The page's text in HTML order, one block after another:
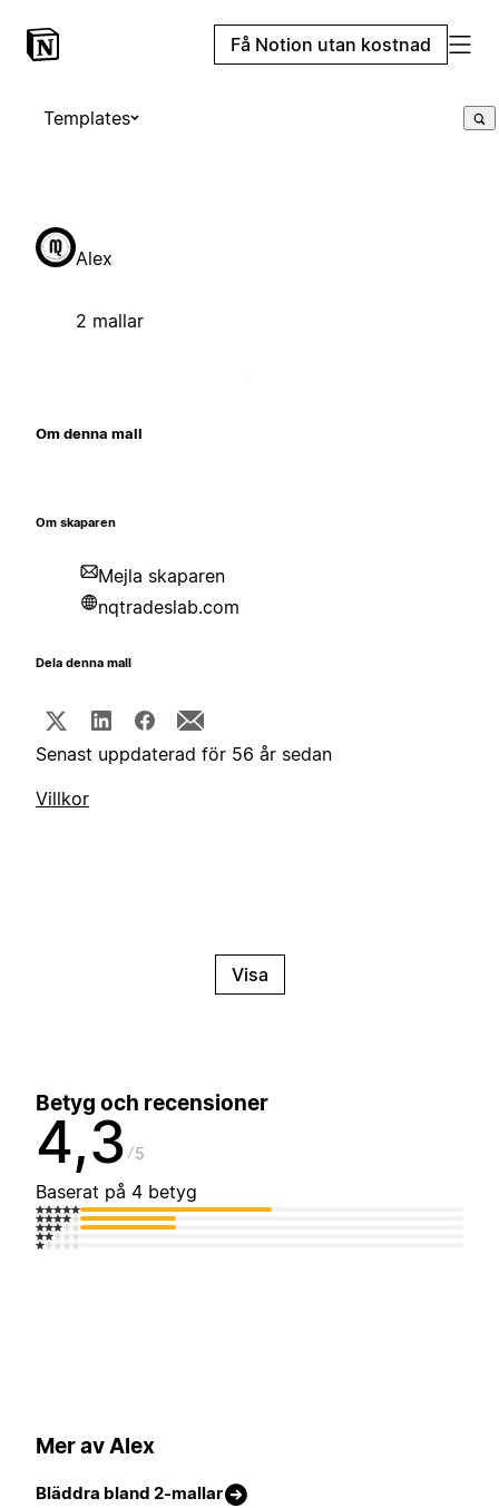
Få Notion utan kostnad
Templates
Alex
2 mallar
Om denna mall
Om skaparen
Mejla skaparen
nqtradeslab.com
Dela denna mall
Senast uppdaterad för 56 år sedan
Villkor
Visa
Betyg och recensioner
4,3 5
Baserat på 4 betyg
Mer av Alex
Bläddra bland 2-mallar